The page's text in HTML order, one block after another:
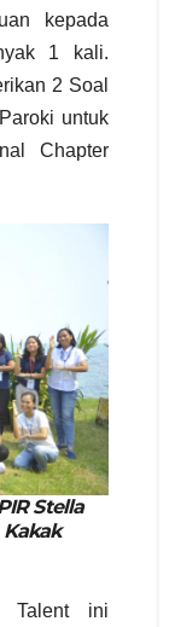
kepada
1 kali.
2 Soal
untuk
Chapter
Stella
Talent ini